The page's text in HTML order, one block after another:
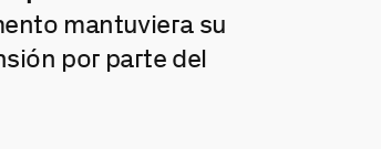
mantuviera su
por parte del